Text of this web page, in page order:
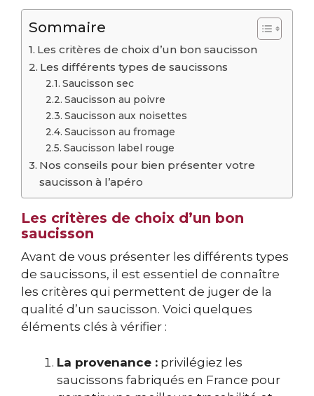
Sommaire
Les critères de choix d’un bon saucisson
Les différents types de saucissons
Saucisson sec
Saucisson au poivre
Saucisson aux noisettes
Saucisson au fromage
Saucisson label rouge
Nos conseils pour bien présenter votre
saucisson à l’apéro
Les critères de choix d’un bon
saucisson
Avant de vous présenter les différents types
de saucissons, il est essentiel de connaître
les critères qui permettent de juger de la
qualité d’un saucisson. Voici quelques
éléments clés à vérifier :
La provenance : privilégiez les
saucissons fabriqués en France pour